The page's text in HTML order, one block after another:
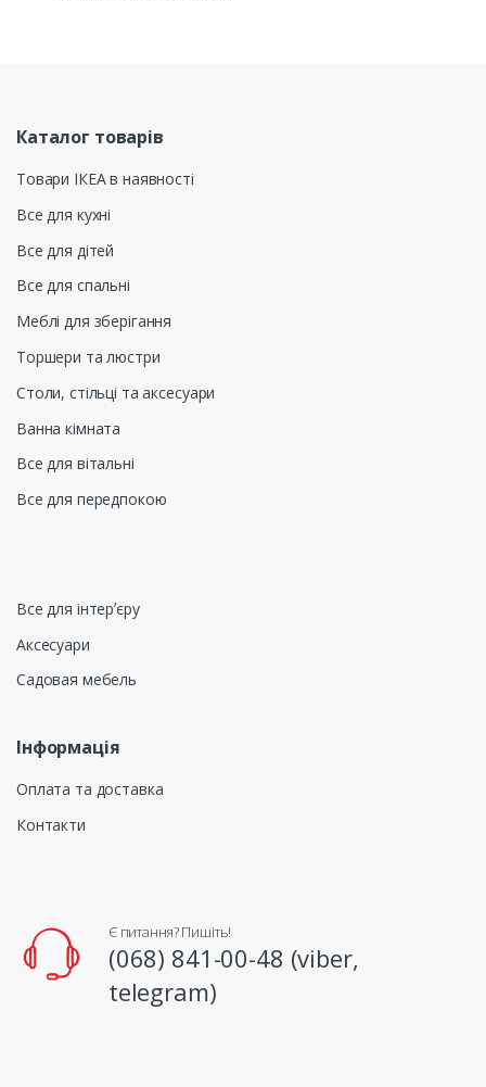
Каталог товарів
Товари ІКЕА в наявності
Все для кухні
Все для дітей
Все для спальні
Меблі для зберігання
Торшери та люстри
Столи, стільці та аксесуари
Ванна кімната
Все для вітальні
Все для передпокою
Все для інтерʼєру
Аксесуари
Садовая мебель
Інформація
Оплата та доставка
Контакти
Є питання? Пишіть!
(068) 841-00-48 (viber,
telegram)